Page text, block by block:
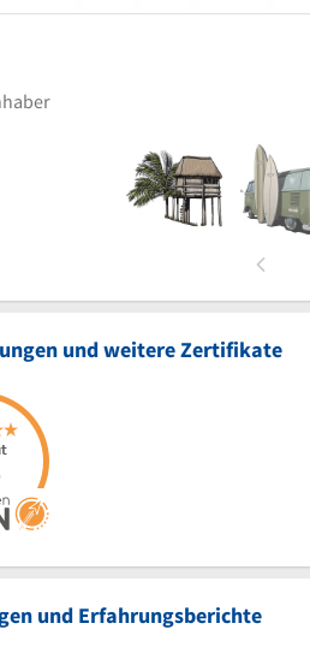
und weitere Zertifikate
und Erfahrungsberichte